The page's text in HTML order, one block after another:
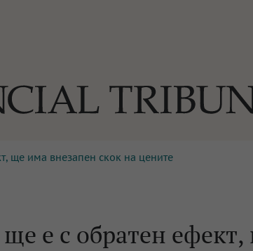
За нас Реклама
ще има внезапен скок на цените
е с обратен